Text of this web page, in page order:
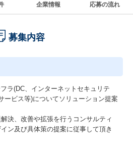
企業情報 応募の流れ
募集内容
ラ(DC、インターネットセキュリテ
ービス等)についてソリューション提案
決、改善や拡張を行うコンサルティ
ン及び具体策の提案に従事して頂き